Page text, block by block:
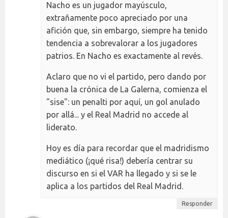
Nacho es un jugador mayúsculo,
extrañamente poco apreciado por una
afición que, sin embargo, siempre ha tenido
tendencia a sobrevalorar a los jugadores
patrios. En Nacho es exactamente al revés.
Aclaro que no vi el partido, pero dando por
buena la crónica de La Galerna, comienza el
"sise": un penalti por aquí, un gol anulado
por allá... y el Real Madrid no accede al
liderato.
Hoy es día para recordar que el madridismo
mediático (¡qué risa!) debería centrar su
discurso en si el VAR ha llegado y si se le
aplica a los partidos del Real Madrid.
Responder